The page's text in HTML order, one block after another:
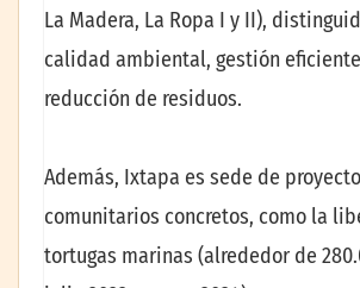
La Madera, La Ropa I y II),
calidad ambiental, gestión
reducción de residuos.
Además, Ixtapa es sede de
comunitarios concretos, como la
tortugas marinas (alrededor de